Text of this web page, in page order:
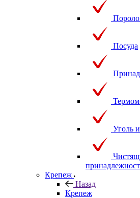
Посуда
Уголь
Крепеж
Назад
Крепеж